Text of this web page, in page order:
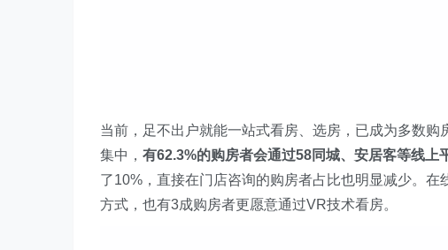
当前，足不出户就能一站式看房、选房，已成为多数
集中， 有62.3%的购房者会通过58同城、安居客等线上
了10%，直接在门店咨询的购房者占比也明显减少。
方式，也有3成购房者更愿意通过VR技术看房。